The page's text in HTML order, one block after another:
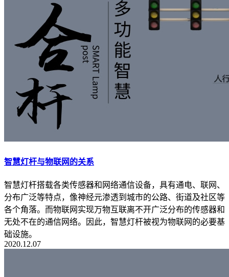
智慧灯杆与物联网的关系
智慧灯杆搭载各类传感器和网络通信设备，具有通电、联网、
分布广泛等特点，像神经元渗透到城市的公路、街道及社区等
各个角落。而物联网实现万物互联离不开广泛分布的传感器和
无处不在的通信网络。因此，智慧灯杆被视为物联网的必要基
础设施。
2020.12.07